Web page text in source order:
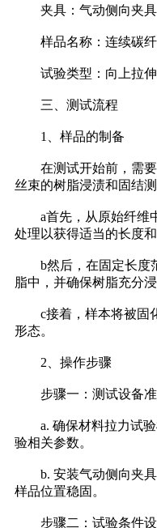
夹具：气动侧向夹具
样品名称：连续碳纤
试验类型：向上拉伸
三、测试流程
1、样品的制备
在测试开始前，需要
丝束的树脂浸渍和固结测
a首先，从原始纤维
处理以获得适当的长度和
b然后，在固定长度
脂中，并确保树脂充分浸
c接着，样本将被固化
形态。
2、操作步骤
步骤一：测试设备准
a. 确保材料拉力试验
验相关参数。
b. 安装气动侧向夹具
样品位置稳固。
步骤二：试验条件设